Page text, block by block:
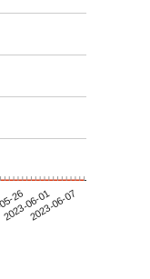
26
2023-06-012023-06-07